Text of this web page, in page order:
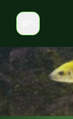
Zmień język